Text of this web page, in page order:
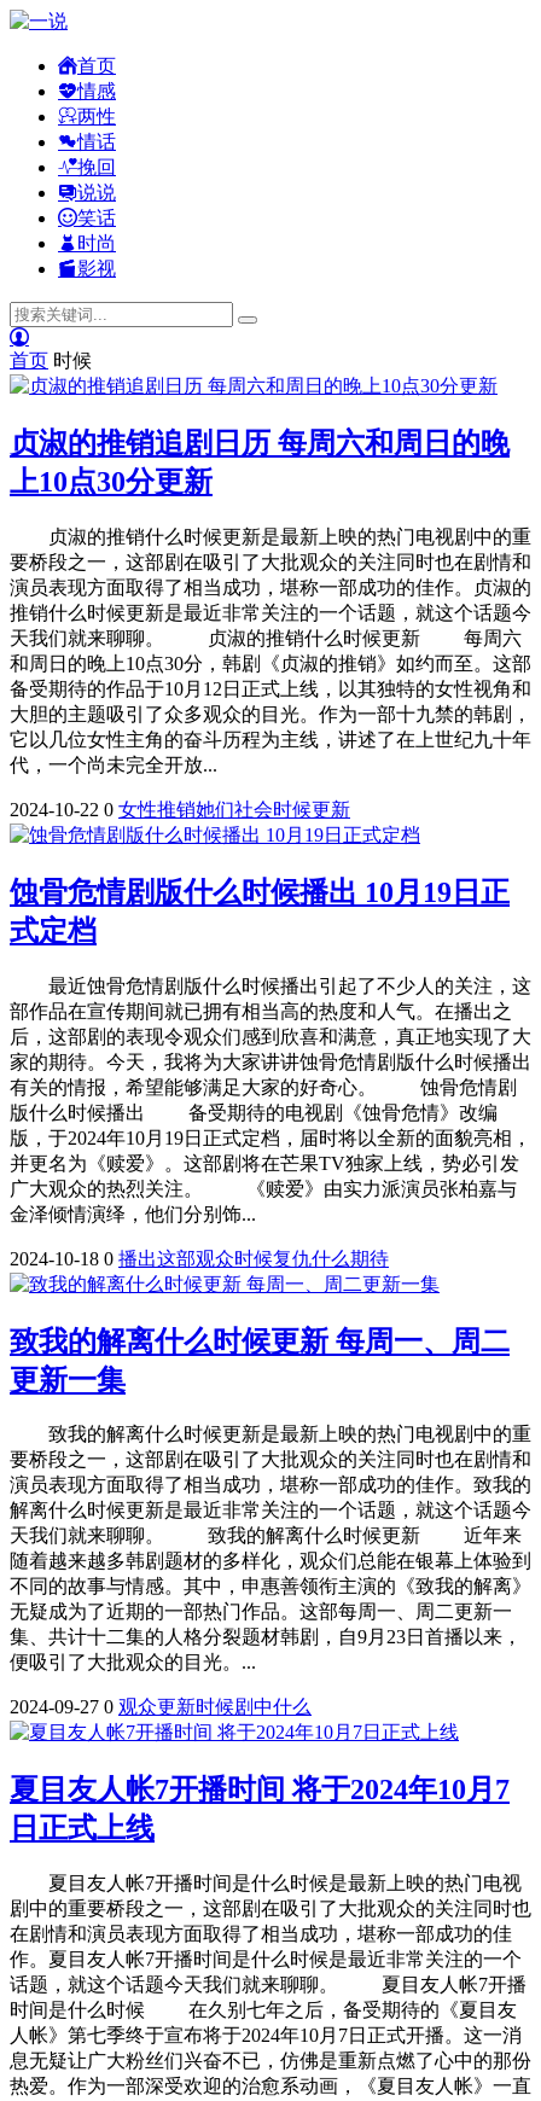
首页
情感
两性
情话
挽回
说说
笑话
时尚
影视
首页 时候
贞淑的推销追剧日历 每周六和周日的晚
上10点30分更新
贞淑的推销什么时候更新是最新上映的热门电视剧中的重
要桥段之一，这部剧在吸引了大批观众的关注同时也在剧情和
演员表现方面取得了相当成功，堪称一部成功的佳作。贞淑的
推销什么时候更新是最近非常关注的一个话题，就这个话题今
天我们就来聊聊。 贞淑的推销什么时候更新 每周六
和周日的晚上10点30分，韩剧《贞淑的推销》如约而至。这部
备受期待的作品于10月12日正式上线，以其独特的女性视角和
大胆的主题吸引了众多观众的目光。作为一部十九禁的韩剧，
它以几位女性主角的奋斗历程为主线，讲述了在上世纪九十年
代，一个尚未完全开放...
2024-10-22 0 女性推销她们社会时候更新
蚀骨危情剧版什么时候播出 10月19日正
式定档
最近蚀骨危情剧版什么时候播出引起了不少人的关注，这
部作品在宣传期间就已拥有相当高的热度和人气。在播出之
后，这部剧的表现令观众们感到欣喜和满意，真正地实现了大
家的期待。今天，我将为大家讲讲蚀骨危情剧版什么时候播出
有关的情报，希望能够满足大家的好奇心。 蚀骨危情剧
版什么时候播出 备受期待的电视剧《蚀骨危情》改编
版，于2024年10月19日正式定档，届时将以全新的面貌亮相，
并更名为《赎爱》。这部剧将在芒果TV独家上线，势必引发
广大观众的热烈关注。 《赎爱》由实力派演员张柏嘉与
金泽倾情演绎，他们分别饰...
2024-10-18 0 播出这部观众时候复仇什么期待
致我的解离什么时候更新 每周一、周二
更新一集
致我的解离什么时候更新是最新上映的热门电视剧中的重
要桥段之一，这部剧在吸引了大批观众的关注同时也在剧情和
演员表现方面取得了相当成功，堪称一部成功的佳作。致我的
解离什么时候更新是最近非常关注的一个话题，就这个话题今
天我们就来聊聊。 致我的解离什么时候更新 近年来
随着越来越多韩剧题材的多样化，观众们总能在银幕上体验到
不同的故事与情感。其中，申惠善领衔主演的《致我的解离》
无疑成为了近期的一部热门作品。这部每周一、周二更新一
集、共计十二集的人格分裂题材韩剧，自9月23日首播以来，
便吸引了大批观众的目光。...
2024-09-27 0 观众更新时候剧中什么
夏目友人帐7开播时间 将于2024年10月7
日正式上线
夏目友人帐7开播时间是什么时候是最新上映的热门电视
剧中的重要桥段之一，这部剧在吸引了大批观众的关注同时也
在剧情和演员表现方面取得了相当成功，堪称一部成功的佳
作。夏目友人帐7开播时间是什么时候是最近非常关注的一个
话题，就这个话题今天我们就来聊聊。 夏目友人帐7开播
时间是什么时候 在久别七年之后，备受期待的《夏目友
人帐》第七季终于宣布将于2024年10月7日正式开播。这一消
息无疑让广大粉丝们兴奋不已，仿佛是重新点燃了心中的那份
热爱。作为一部深受欢迎的治愈系动画，《夏目友人帐》一直